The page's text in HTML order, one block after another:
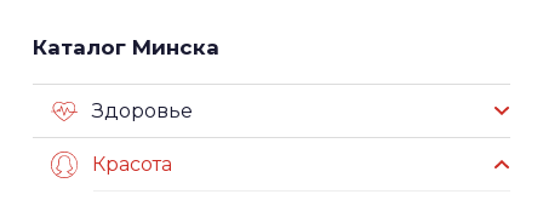
Каталог Минска
Здоровье
Красота